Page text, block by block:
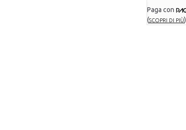
Paga con
(SCOPRI DI PIÙ)